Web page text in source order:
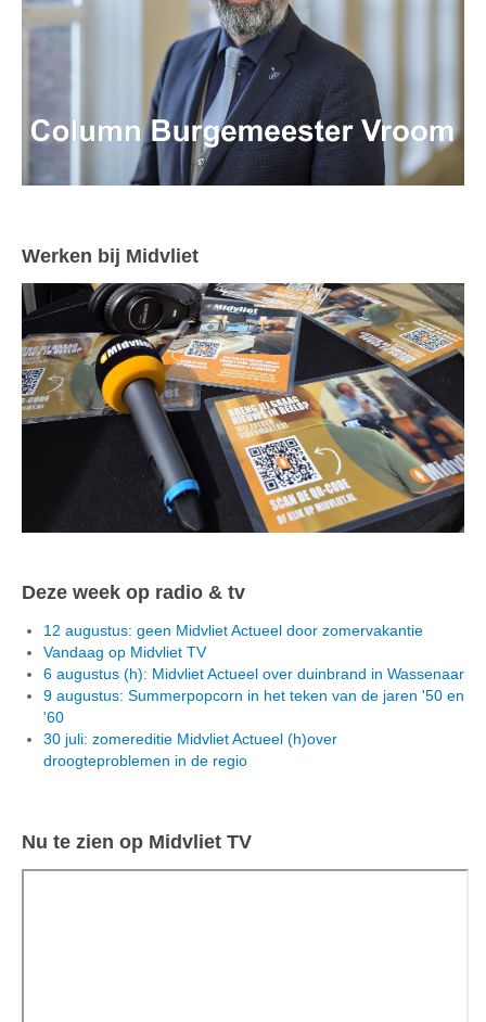
Werken bij Midvliet
Deze week op radio & tv
12 augustus: geen Midvliet Actueel door zomervakantie
Vandaag op Midvliet TV
6 augustus (h): Midvliet Actueel over duinbrand in Wassenaar
9 augustus: Summerpopcorn in het teken van de jaren '50 en
'60
30 juli: zomereditie Midvliet Actueel (h)over
droogteproblemen in de regio
Nu te zien op Midvliet TV